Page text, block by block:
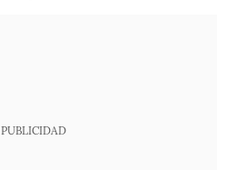
PUBLICIDAD